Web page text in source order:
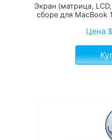
Экран (матрица,
сборе для MacBook
Цена $